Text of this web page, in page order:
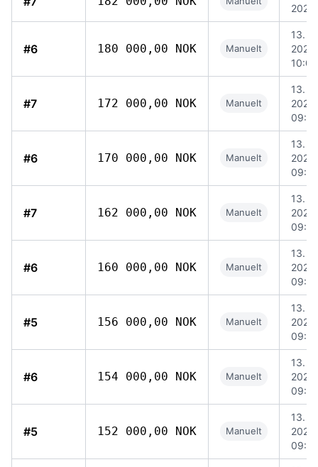
#6 180 000,00 NOK Manuelt
13.
2026,
10:00
#7 172 000,00 NOK Manuelt
13.
2026,
#6 170 000,00 NOK Manuelt
13.
2026,
09:57
#7 162 000,00 NOK Manuelt
13.
2026,
09:57
#6 160 000,00 NOK Manuelt
13.
2026,
#5 156 000,00 NOK Manuelt
13.
2026,
#6 154 000,00 NOK Manuelt
13.
2026,
09:31
#5 152 000,00 NOK Manuelt
13.
2026,